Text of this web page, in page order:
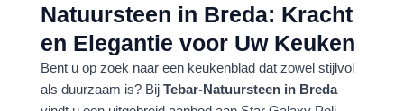
Natuursteen in Breda: Kracht
en Elegantie voor Uw Keuken
Bent u op zoek naar een keukenblad dat zowel stijlvol
als duurzaam is? Bij Tebar-Natuursteen in Breda